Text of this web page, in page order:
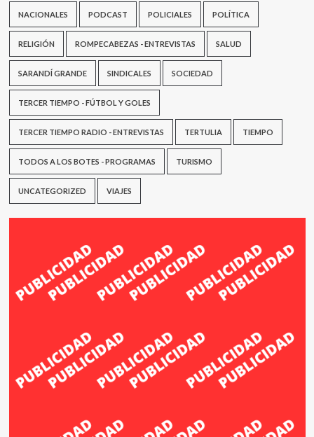
NACIONALES PODCAST POLICIALES POLÍTICA
RELIGIÓN ROMPECABEZAS - ENTREVISTAS SALUD
SARANDÍ GRANDE SINDICALES SOCIEDAD
TERCER TIEMPO - FÚTBOL Y GOLES
TERCER TIEMPO RADIO - ENTREVISTAS TERTULIA TIEMPO
TODOS A LOS BOTES - PROGRAMAS TURISMO
UNCATEGORIZED VIAJES